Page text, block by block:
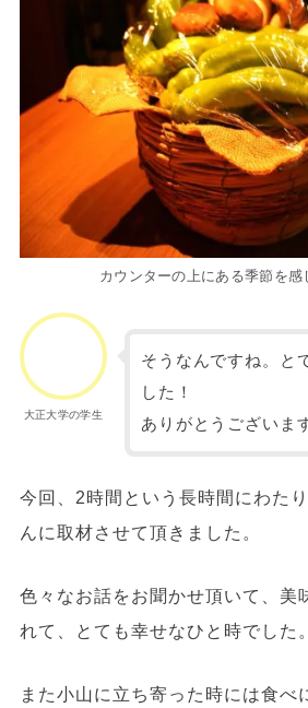
カウンターの上にある季節を感
大正大学の学生
そうなんですね。と
した！
ありがとうございま
今回、2時間という長時間にわた
んに取材させて頂きました。
色々なお話をお聞かせ頂いて、美
れて、とても幸せなひと時でした。
また小山に立ち寄った時には食べ